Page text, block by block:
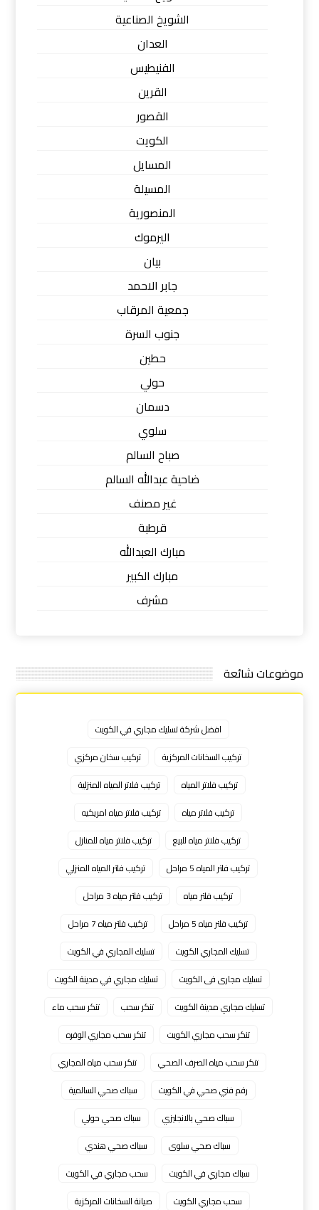
الشويخ الصناعية
العدان
الفنيطيس
القرين
القصور
الكويت
المسايل
المسيلة
المنصورية
اليرموك
بيان
جابر الاحمد
جمعية المرقاب
جنوب السرة
حطين
حولي
دسمان
سلوي
صباح السالم
ضاحية عبدالله السالم
غير مصنف
قرطبة
مبارك العبدالله
مبارك الكبير
مشرف
موضوعات شائعة
افضل شركة تسليك مجاري في الكويت
تركيب السخانات المركزية
تركيب سخان مركزي
تركيب فلاتر المياه
تركيب فلاتر المياه المنزلية
تركيب فلاتر مياه
تركيب فلاتر مياه امريكيه
تركيب فلاتر مياه للبيع
تركيب فلاتر مياه للمنازل
تركيب فلتر المياه 5 مراحل
تركيب فلتر المياه المنزلي
تركيب فلتر مياه
تركيب فلتر مياه 3 مراحل
تركيب فلتر مياه 5 مراحل
تركيب فلتر مياه 7 مراحل
تسليك المجاري الكويت
تسليك المجاري في الكويت
تسليك مجارى فى الكويت
تسليك مجاري في مدينة الكويت
تسليك مجاري مدينة الكويت
تنكر سحب
تنكر سحب ماء
تنكر سحب مجاري الكويت
تنكر سحب مجاري الوفره
تنكر سحب مياه الصرف الصحي
تنكر سحب مياه المجاري
رقم فني صحي في الكويت
سباك صحي السالمية
سباك صحي بالانجليزي
سباك صحي حولي
سباك صحي سلوى
سباك صحي هندي
سباك مجاري في الكويت
سحب مجاري في الكويت
سحب مجاري الكويت
صيانة السخانات المركزية